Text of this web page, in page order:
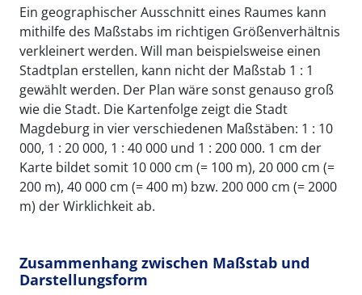
Ein geographischer Ausschnitt eines Raumes kann
mithilfe des Maßstabs im richtigen Größenverhältnis
verkleinert werden. Will man beispielsweise einen
Stadtplan erstellen, kann nicht der Maßstab 1 : 1
gewählt werden. Der Plan wäre sonst genauso groß
wie die Stadt. Die Kartenfolge zeigt die Stadt
Magdeburg in vier verschiedenen Maßstäben: 1 : 10
000, 1 : 20 000, 1 : 40 000 und 1 : 200 000. 1 cm der
Karte bildet somit 10 000 cm (= 100 m), 20 000 cm (=
200 m), 40 000 cm (= 400 m) bzw. 200 000 cm (= 2000
m) der Wirklichkeit ab.
Zusammenhang zwischen Maßstab und
Darstellungsform